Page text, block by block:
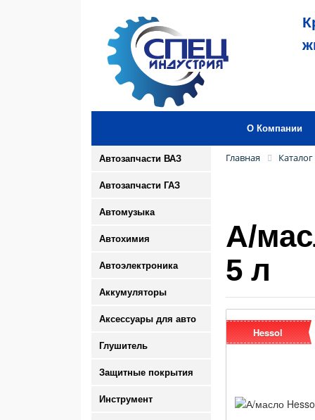
О Компании
Автозапчасти ВАЗ
Автозапчасти ГАЗ
Автомузыка
Автохимия
Автоэлектроника
Аккумуляторы
Аксессуары для авто
Глушитель
Защитные покрытия
Инструмент
Главная Каталог
А/
5 л
Hessol